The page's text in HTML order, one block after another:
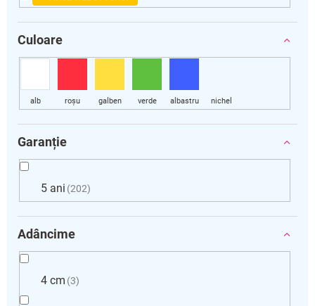
Culoare
Garanție
5 ani 202
Adâncime
4 cm 3